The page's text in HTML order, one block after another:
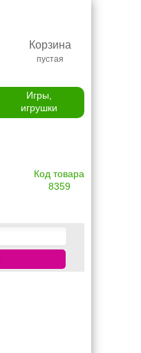
Корзина
пустая
Игры,
игрушки
Код товара
8359